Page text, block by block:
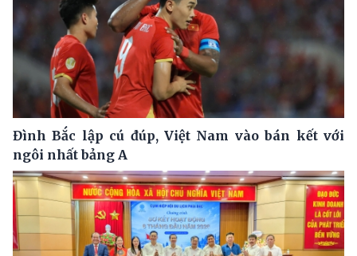
Đình Bắc lập cú đúp, Việt Nam vào bán kết với
ngôi nhất bảng A